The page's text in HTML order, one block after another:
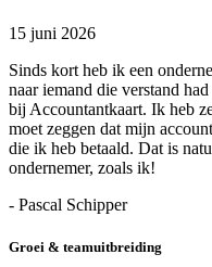
15 juni 2026
Sinds kort heb ik een
naar iemand die verstand
bij Accountantkaart. Ik heb
moet zeggen dat mijn
die ik heb betaald. Dat is
ondernemer, zoals ik!
- Pascal Schipper
Groei & teamuitbreiding